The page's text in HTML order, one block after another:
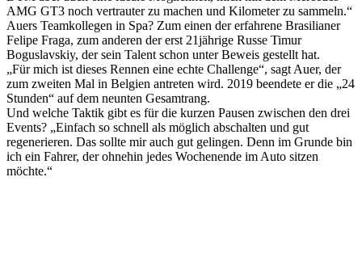
AMG GT3 noch vertrauter zu machen und Kilometer zu sammeln.“
Auers Teamkollegen in Spa? Zum einen der erfahrene Brasilianer
Felipe Fraga, zum anderen der erst 21jährige Russe Timur
Boguslavskiy, der sein Talent schon unter Beweis gestellt hat.
„Für mich ist dieses Rennen eine echte Challenge“, sagt Auer, der
zum zweiten Mal in Belgien antreten wird. 2019 beendete er die „24
Stunden“ auf dem neunten Gesamtrang.
Und welche Taktik gibt es für die kurzen Pausen zwischen den drei
Events? „Einfach so schnell als möglich abschalten und gut
regenerieren. Das sollte mir auch gut gelingen. Denn im Grunde bin
ich ein Fahrer, der ohnehin jedes Wochenende im Auto sitzen
möchte.“